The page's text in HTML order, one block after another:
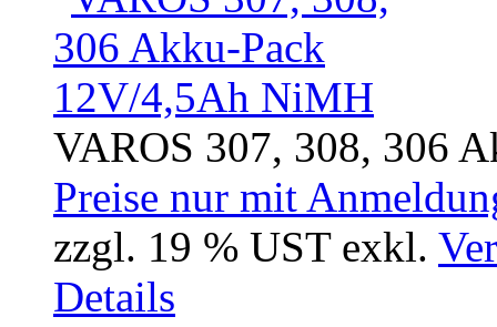
VAROS 307, 308, 306
Preise nur mit
zzgl. 19 % UST exkl.
Details